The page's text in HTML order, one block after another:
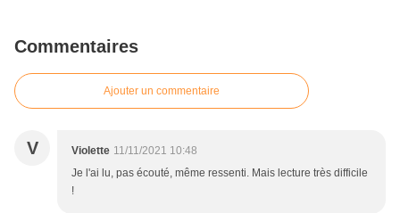
Commentaires
Ajouter un commentaire
V Violette 11/11/2021 10:48
Je l'ai lu, pas écouté, même ressenti. Mais lecture très difficile
!